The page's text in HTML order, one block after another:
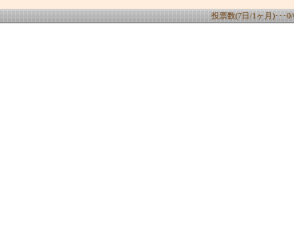
投票数(7日/1ヶ月)･･･